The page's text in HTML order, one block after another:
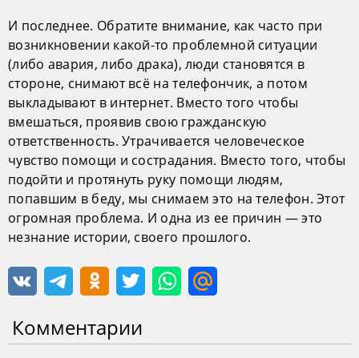
И последнее. Обратите внимание, как часто при
возникновении какой-то проблемной ситуации
(либо авария, либо драка), люди становятся в
стороне, снимают всё на телефончик, а потом
выкладывают в интернет. Вместо того чтобы
вмешаться, проявив свою гражданскую
ответственность. Утрачивается человеческое
чувство помощи и сострадания. Вместо того, чтобы
подойти и протянуть руку помощи людям,
попавшим в беду, мы снимаем это на телефон. Этот
огромная проблема. И одна из ее причин — это
незнание истории, своего прошлого.
Комментарии